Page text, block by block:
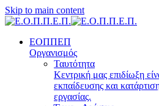
Skip to main content
ΕΟΠΠΕΠ
Οργανισμός
Ταυτότητα
Κεντρική μας επιδίωξη
εκπαίδευσης και
εργασίας.